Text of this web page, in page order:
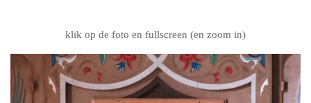
klik op de foto en fullscreen (en zoom in)